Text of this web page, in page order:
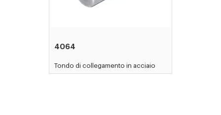
4064
Tondo di collegamento in acciaio